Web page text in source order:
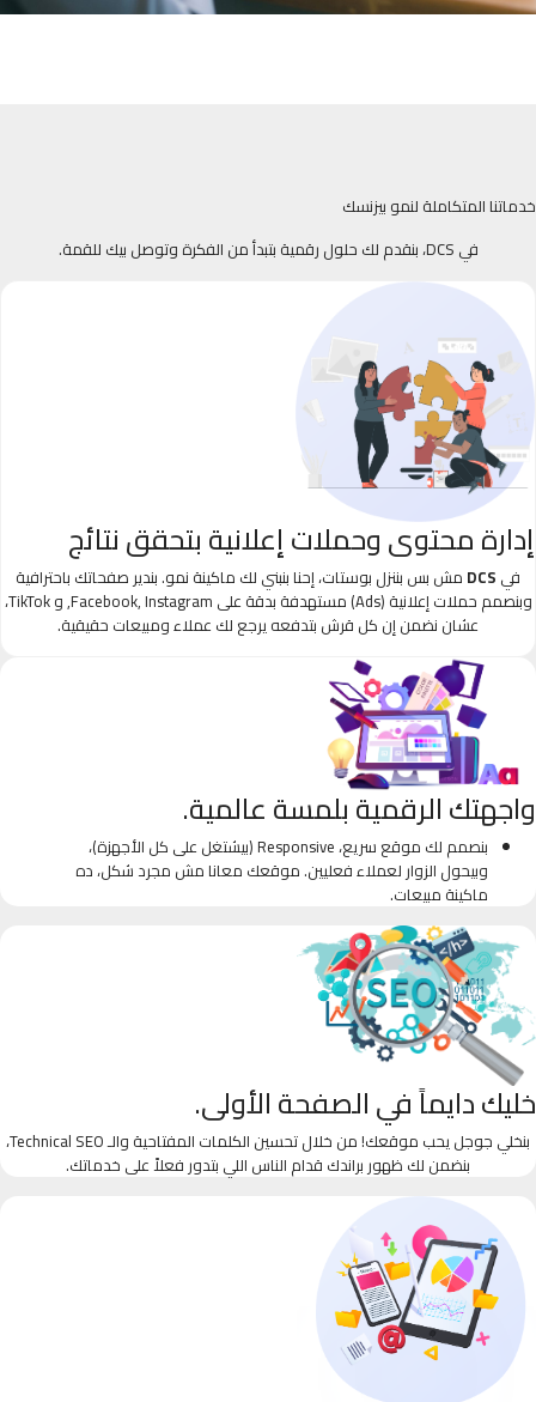
خدماتنا المتكاملة لنمو بيزنسك
في DCS، بنقدم لك حلول رقمية بتبدأ من الفكرة وتوصل بيك للقمة.
إدارة محتوى وحملات إعلانية بتحقق نتائج
في DCS مش بس بننزل بوستات، إحنا بنبني لك ماكينة نمو. بندير صفحاتك باحترافية
وبنصمم حملات إعلانية (Ads) مستهدفة بدقة على Facebook, Instagram, و TikTok،
عشان نضمن إن كل قرش بتدفعه يرجع لك عملاء ومبيعات حقيقية.
واجهتك الرقمية بلمسة عالمية.
بنصمم لك موقع سريع، Responsive (بيشتغل على كل الأجهزة)،
وبيحول الزوار لعملاء فعليين. موقعك معانا مش مجرد شكل، ده
ماكينة مبيعات.
خليك دايماً في الصفحة الأولى.
بنخلي جوجل يحب موقعك! من خلال تحسين الكلمات المفتاحية والـ Technical SEO،
بنضمن لك ظهور براندك قدام الناس اللي بتدور فعلاً على خدماتك.